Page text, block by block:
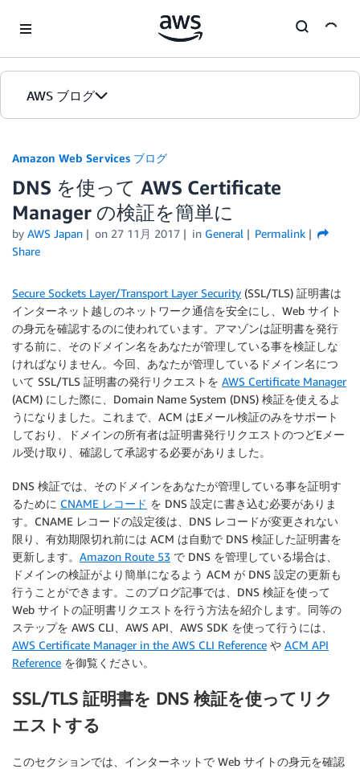
AWS ブログ
カテゴリ
エディション
Amazon Web Services ブログ
DNS を使って AWS Certificate
Manager の検証を簡単に
by AWS Japan on 27 11月 2017 in General
Permalink
Share
Secure Sockets Layer/Transport Layer Security (SSL/TLS) 証明書は
インターネット越しのネットワーク通信を安全にし、Web サイト
の身元を確認するのに使われています。アマゾンは証明書を発行
する前に、そのドメイン名をあなたが管理している事を検証しな
ければなりません。今回、あなたが管理しているドメイン名につ
いて SSL/TLS 証明書の発行リクエストを AWS Certificate Manager
(ACM) にした際に、Domain Name System (DNS) 検証を使えるよ
うになりました。これまで、ACM はEメール検証のみをサポート
しており、ドメインの所有者は証明書発行リクエストのつどEメー
ル受け取り、確認して承認する必要がありました。
DNS 検証では、そのドメインをあなたが管理している事を証明す
るために CNAME レコード を DNS 設定に書き込む必要がありま
す。CNAME レコードの設定後は、DNS レコードが変更されない
限り、有効期限切れ前には ACM は自動で DNS 検証した証明書を
更新します。 Amazon Route 53 で DNS を管理している場合は、
ドメインの検証がより簡単になるよう ACM が DNS 設定の更新も
行うことができます。このブログ記事では、DNS 検証を使って
Web サイトの証明書リクエストを行う方法を紹介します。同等の
ステップを AWS CLI、AWS API、AWS SDK を使って行うには、
AWS Certificate Manager in the AWS CLI Reference や ACM API
Reference を御覧ください。
SSL/TLS 証明書を DNS 検証を使ってリク
エストする
このセクションでは、インターネットで Web サイトの身元を確認